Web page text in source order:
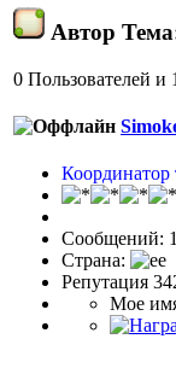
Автор
0 Пользователей и
Координатор
Сообщений:
Страна:
Репутация
Мое